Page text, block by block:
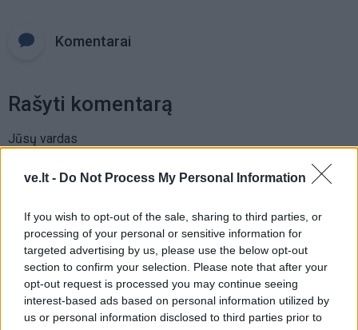
ve.lt - Do Not Process My Personal Information
If you wish to opt-out of the sale, sharing to third parties, or
processing of your personal or sensitive information for
targeted advertising by us, please use the below opt-out
section to confirm your selection. Please note that after your
opt-out request is processed you may continue seeing
interest-based ads based on personal information utilized by
us or personal information disclosed to third parties prior to
Komentarai
Rašyti komentarą
Jūsų vardas
Komentaras